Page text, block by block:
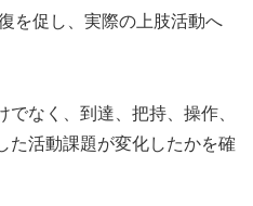
を促し、実際の上肢活動へ
なく、到達、把持、操作、
た活動課題が変化したかを確